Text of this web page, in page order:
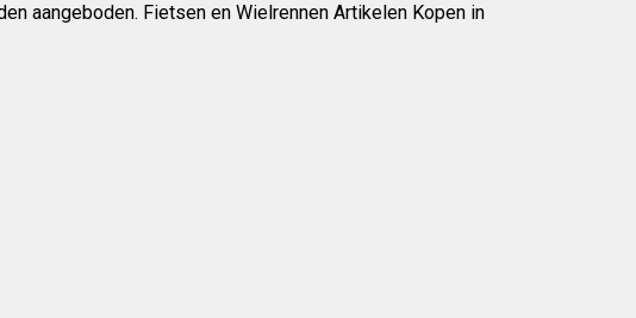
aangeboden. Fietsen en Wielrennen Artikelen Kopen in